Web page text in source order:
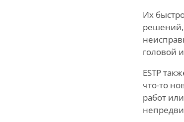
Их
решений,
головой
ESTP
что-то
работ